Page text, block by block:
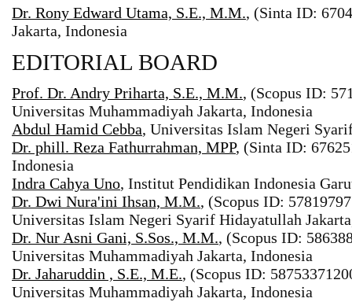
Dr. Rony Edward Utama, S.E., M.M., (Sinta ID:
Jakarta, Indonesia
EDITORIAL BOARD
Prof. Dr. Andry Priharta, S.E., M.M., (Scopus ID:
Universitas Muhammadiyah Jakarta, Indonesia
Abdul Hamid Cebba, Universitas Islam Negeri
Dr. phill. Reza Fathurrahman, MPP, (Sinta ID:
Indonesia
Indra Cahya Uno, Institut Pendidikan Indonesia
Dr. Dwi Nura'ini Ihsan, M.M., (Scopus ID:
Universitas Islam Negeri Syarif Hidayatullah
Dr. Nur Asni Gani, S.Sos., M.M., (Scopus ID:
Universitas Muhammadiyah Jakarta, Indonesia
Dr. Jaharuddin , S.E., M.E., (Scopus ID:
Universitas Muhammadiyah Jakarta, Indonesia